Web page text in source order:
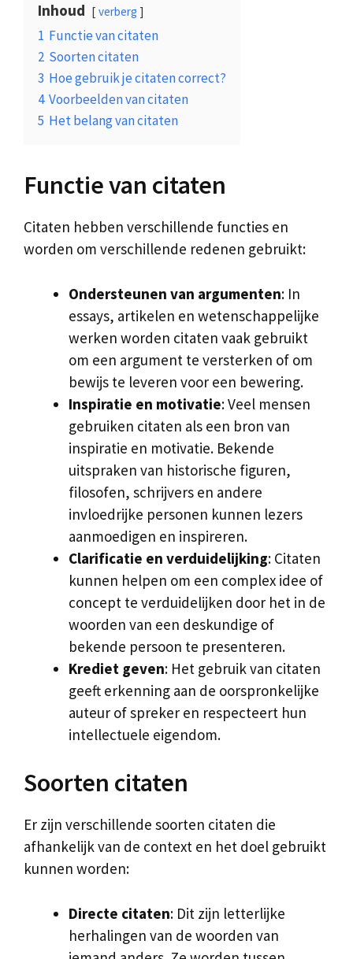
Inhoud verberg
1 Functie van citaten
2 Soorten citaten
3 Hoe gebruik je citaten correct?
4 Voorbeelden van citaten
5 Het belang van citaten
Functie van citaten
Citaten hebben verschillende functies en
worden om verschillende redenen gebruikt:
Ondersteunen van argumenten: In
essays, artikelen en wetenschappelijke
werken worden citaten vaak gebruikt
om een argument te versterken of om
bewijs te leveren voor een bewering.
Inspiratie en motivatie: Veel mensen
gebruiken citaten als een bron van
inspiratie en motivatie. Bekende
uitspraken van historische figuren,
filosofen, schrijvers en andere
invloedrijke personen kunnen lezers
aanmoedigen en inspireren.
Clarificatie en verduidelijking: Citaten
kunnen helpen om een complex idee of
concept te verduidelijken door het in de
woorden van een deskundige of
bekende persoon te presenteren.
Krediet geven: Het gebruik van citaten
geeft erkenning aan de oorspronkelijke
auteur of spreker en respecteert hun
intellectuele eigendom.
Soorten citaten
Er zijn verschillende soorten citaten die
afhankelijk van de context en het doel gebruikt
kunnen worden:
Directe citaten: Dit zijn letterlijke
herhalingen van de woorden van